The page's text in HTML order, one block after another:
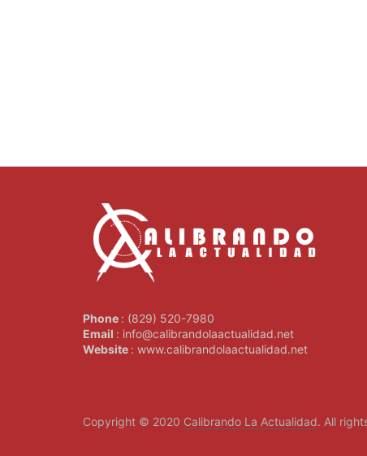
Phone : (829) 520-7980
Email : info@calibrandolaactualidad.net
Website : www.calibrandolaactualidad.net
Copyright © 2020 Calibrando La Actualidad. All